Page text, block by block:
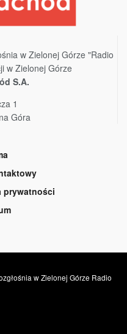
w Zielonej Górze "Radio
w Zielonej Górze
S.A.
1
Góra
prywatności
w Zielonej Górze Radio